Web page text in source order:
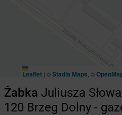
Leaflet | ©Stadia Maps , ©
Żabka Juliusza
120 Brzeg Dolny -